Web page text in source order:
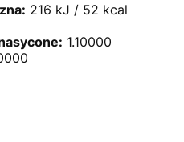
216 kJ / 52 kcal
1.10000